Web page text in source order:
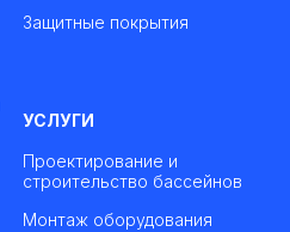
Защитные покрытия
УСЛУГИ
Проектирование и
строительство бассейнов
Монтаж оборудования